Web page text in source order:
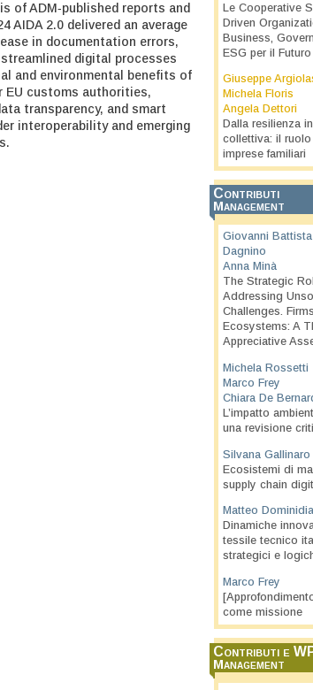
of ADM‑published reports and
AIDA 2.0 delivered an average
in documentation errors,
digital processes
and environmental benefits of
EU customs authorities,
transparency, and smart
interoperability and emerging
Le Cooperative
Driven
Business,
ESG per il Futuro
Giuseppe
Michela Floris
Angela Dettori
Dalla resilienza
collettiva: il
imprese familiari
Contributi
Management
Giovanni Battista
Dagnino
Anna Minà
The Strategic
Addressing
Challenges.
Ecosystems: A
Appreciative
Michela Rossetti
Marco Frey
Chiara De
L’impatto
una revisione
Silvana Gallinaro
Ecosistemi di
supply chain
Matteo
Dinamiche
tessile tecnico
strategici e
Marco Frey
come missione
Contributi e
Management